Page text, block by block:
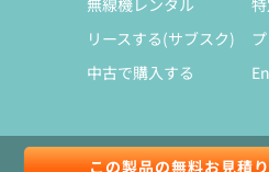
この製品の無料お見積
無線機レンタル
リースする(サブスク)
中古で購入する